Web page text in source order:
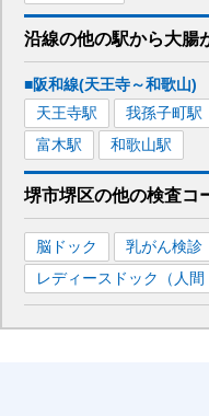
沿線の他の駅から大腸
■阪和線(天王寺～和歌山)
天王寺駅 我孫子町駅
富木駅 和歌山駅
堺市堺区の他の検査コ
脳ドック 乳がん検診
レディースドック（人間